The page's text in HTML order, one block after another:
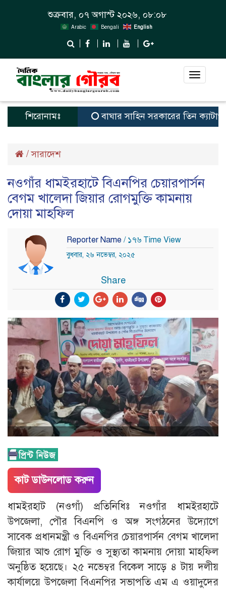
শুক্রবার, ০৭ অগাস্ট ২০২৬, ০৮:০৮
Arabic Bengali English
Toggle
শিরোনামঃ বাঘার সাহিন সরকারের তিন
/সারাদেশ
নওগাঁর ধামইরহাটে বিএনপির চেয়ারপার্সন
বেগম খালেদা জিয়ার রোগমুক্তি কামনায়
দোয়া মাহফিল
Reporter Name / ১৭৬ Time View
বুধবার, ২৬ নভেম্বর, ২০২৫
Share
কাট ডাউনলোড করুন
ধামইরহাট (নওগাঁ) প্রতিনিধিঃ নওগাঁর ধামইরহাটে
উপজেলা, পৌর বিএনপি ও অঙ্গ সংগঠনের উদ্যোগে
সাবেক প্রধানমন্ত্রী ও বিএনপির চেয়ারপার্সন বেগম খালেদা
জিয়ার আশু রোগ মুক্তি ও সুস্থ্যতা কামনায় দোয়া মাহফিল
অনুষ্ঠিত হয়েছে। ২৫ নভেম্বর বিকেল সাড়ে ৪ টায় দলীয়
কার্যালয়ে উপজেলা বিএনপির সভাপতি এম এ ওয়াদুদের